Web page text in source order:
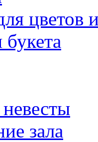
цветов
зала